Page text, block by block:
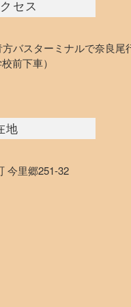
セス
バスターミナルで奈良尾
前下車）
地
今里郷251-32